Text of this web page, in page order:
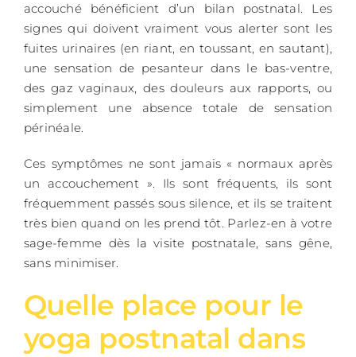
accouché bénéficient d’un bilan postnatal. Les
signes qui doivent vraiment vous alerter sont les
fuites urinaires (en riant, en toussant, en sautant),
une sensation de pesanteur dans le bas-ventre,
des gaz vaginaux, des douleurs aux rapports, ou
simplement une absence totale de sensation
périnéale.
Ces symptômes ne sont jamais « normaux après
un accouchement ». Ils sont fréquents, ils sont
fréquemment passés sous silence, et ils se traitent
très bien quand on les prend tôt. Parlez-en à votre
sage-femme dès la visite postnatale, sans gêne,
sans minimiser.
Quelle place pour le
yoga postnatal dans